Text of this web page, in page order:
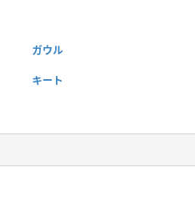
ガウル
キート